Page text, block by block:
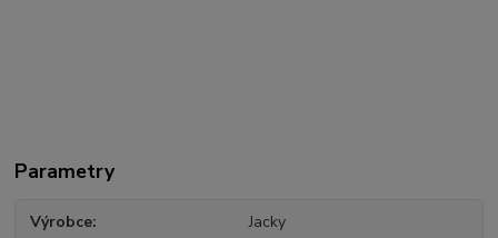
Parametry
Výrobce Jacky